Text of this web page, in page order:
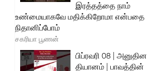
இரத்தத்தை நாம்
உண்மையாகவே மதிக்கிறோமா என்பதை
நிதானிப்போம்
சகரியா பூணன்
பிப்ரவரி 08 | அனுதின
தியானம் | பாவத்தின்